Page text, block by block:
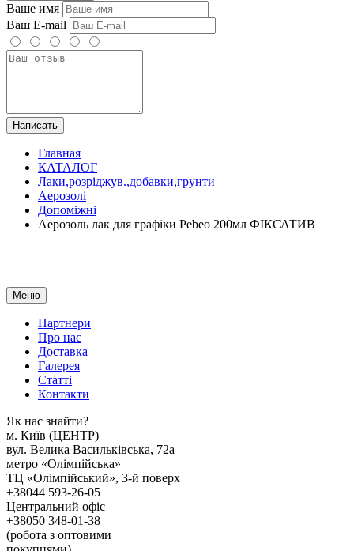
Ваше имя
Ваш E-mail
Написать
Главная
КАТАЛОГ
Лаки,розріджув.,добавки,грунти
Аерозолі
Допоміжні
Аерозоль лак для графіки Pebeo 200мл ФІКСАТИВ
Меню
Партнери
Про нас
Доставка
Галерея
Статтi
Контакти
Як наc знайти?
м. Киïв (ЦЕНТР)
вул. Велика Васильківська, 72а
метро «Олімпійська»
ТЦ «Олімпійський», 3-й поверх
+38044 593-26-05
Центральний офіс
+38050 348-01-38
(робота з оптовими